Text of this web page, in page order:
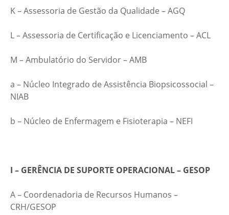
K – Assessoria de Gestão da Qualidade – AGQ
L – Assessoria de Certificação e Licenciamento – ACL
M – Ambulatório do Servidor – AMB
a – Núcleo Integrado de Assistência Biopsicossocial –
NIAB
b – Núcleo de Enfermagem e Fisioterapia – NEFI
I – GERÊNCIA DE SUPORTE OPERACIONAL – GESOP
A – Coordenadoria de Recursos Humanos –
CRH/GESOP